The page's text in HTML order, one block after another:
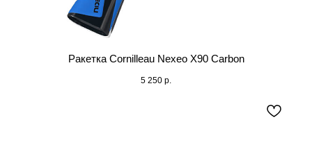
Ракетка Cornilleau Nexeo X90 Carbon
5 250 р.